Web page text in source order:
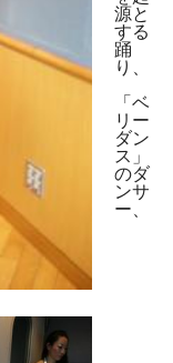
源と
する
踊
り、
「ベ
リー
ダン
ス」
のダ
ンサ
ー、